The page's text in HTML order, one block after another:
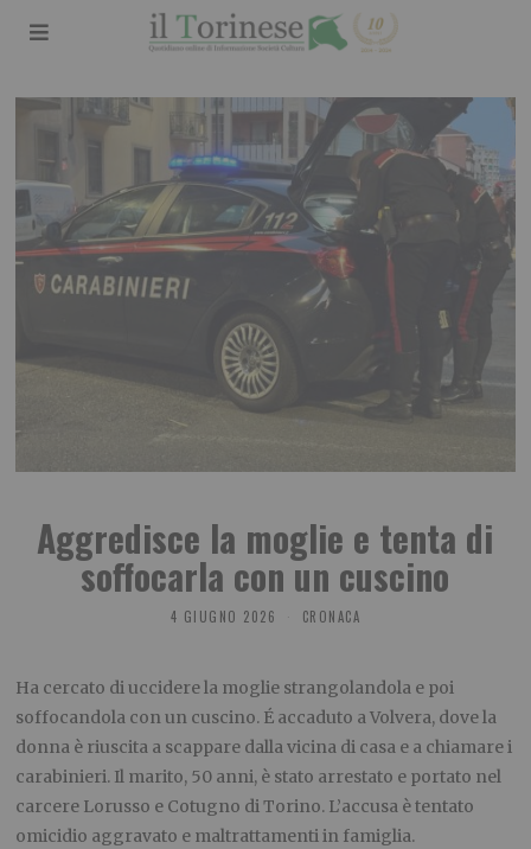
Aggredisce la moglie e tenta di
soffocarla con un cuscino
4 GIUGNO 2026 CRONACA
Ha cercato di uccidere la moglie strangolandola e poi
soffocandola con un cuscino. É accaduto a Volvera, dove la
donna è riuscita a scappare dalla vicina di casa e a chiamare i
carabinieri. Il marito, 50 anni, è stato arrestato e portato nel
carcere Lorusso e Cotugno di Torino. L’accusa è tentato
omicidio aggravato e maltrattamenti in famiglia.